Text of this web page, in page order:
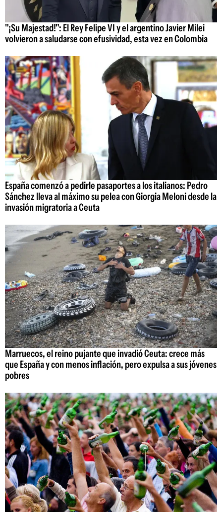
"¡Su Majestad!": El Rey Felipe VI y el argentino Javier Milei
volvieron a saludarse con efusividad, esta vez en Colombia
España comenzó a pedirle pasaportes a los italianos: Pedro
Sánchez lleva al máximo su pelea con Giorgia Meloni desde la
invasión migratoria a Ceuta
Marruecos, el reino pujante que invadió Ceuta: crece más
que España y con menos inflación, pero expulsa a sus jóvenes
pobres